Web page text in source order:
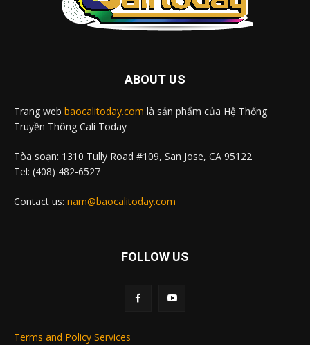
ABOUT US
Trang web baocalitoday.com là sản phẩm của Hệ Thống
Truyền Thông Cali Today
Tòa soạn: 1310 Tully Road #109, San Jose, CA 95122
Tel: (408) 482-6527
Contact us: nam@baocalitoday.com
FOLLOW US
Terms and Policy Services